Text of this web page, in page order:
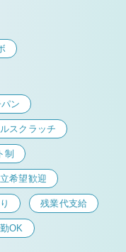
ン
スクラッチ
制
希望歓迎
残業代支給
OK